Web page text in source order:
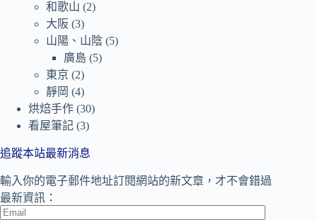
和歌山 (2)
大阪 (3)
山陽、山陰 (5)
廣島 (5)
東京 (2)
靜岡 (4)
烘焙手作 (30)
看屋筆記 (3)
追蹤本站最新消息
輸入你的電子郵件地址訂閱網站的新文章，才不會錯過
最新資訊：
Email